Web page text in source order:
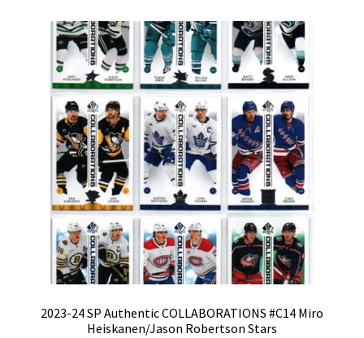
2023-24 SP Authentic COLLABORATIONS #C14 Miro
Heiskanen/Jason Robertson Stars